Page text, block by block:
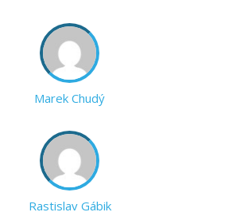
Marek Chudý
Rastislav Gábik